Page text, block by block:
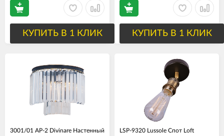
КУПИТЬ В 1 КЛИК КУПИТЬ В 1 КЛИК
3001/01 AP-2 Divinare Настенный
LSP-9320 Lussole Спот Loft